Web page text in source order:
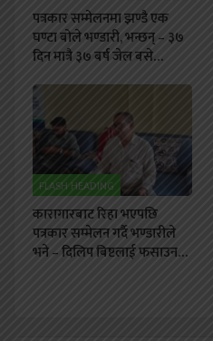
पत्रकार सम्मेलनमा झण्डै एक
घण्टा बोले भण्डारी, भन्छन् – ३७
दिन मात्रै ३७ बर्ष जेल बसे…
FLASH HEADING
कारागारबाट रिहा भएपछि
पत्रकार सम्मेलन गर्दै भण्डारीले
भने – दिलिप बिष्टलाई फसाउन…